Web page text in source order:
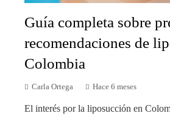
Guía completa sobre
recomendaciones de
Colombia
Carla Ortega Hace 6 meses
El interés por la liposucción en